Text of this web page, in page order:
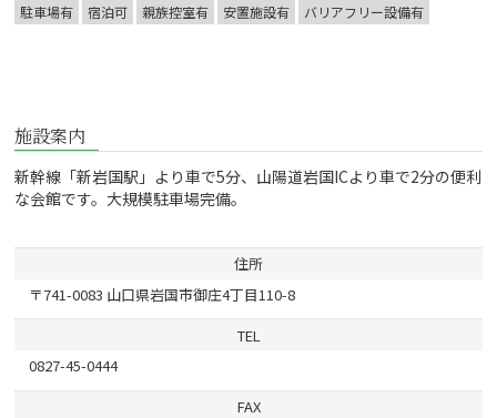
駐車場有 宿泊可 親族控室有 安置施設有 バリアフリー設備有
施設案内
新幹線「新岩国駅」より車で5分、山陽道岩国ICより車で2分の便利
な会館です。大規模駐車場完備。
住所
〒741-0083 山口県岩国市御庄4丁目110-8
TEL
0827-45-0444
FAX